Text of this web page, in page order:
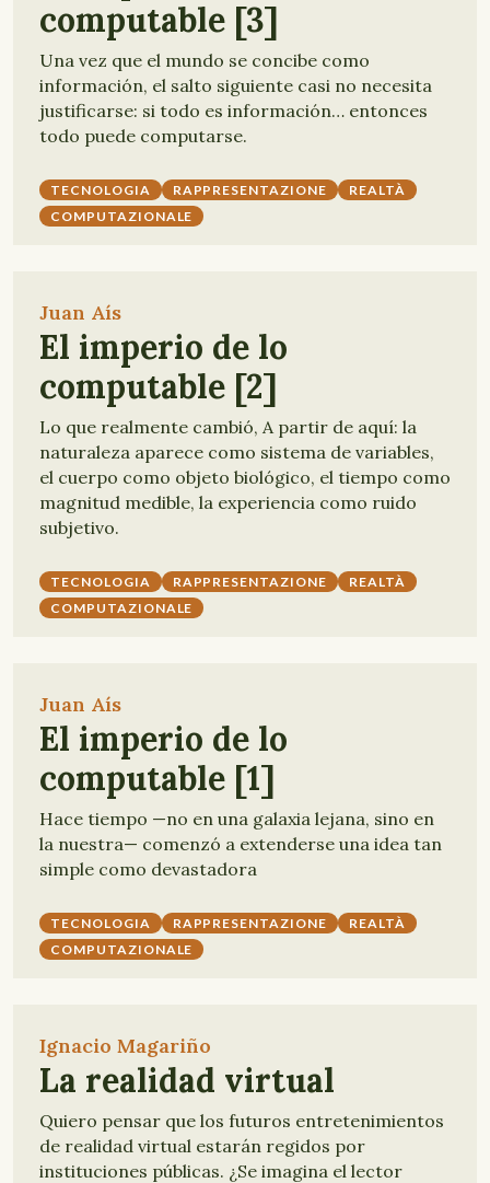
computable [3]
Una vez que el mundo se concibe como
información, el salto siguiente casi no necesita
justificarse: si todo es información… entonces
todo puede computarse.
TECNOLOGIA RAPPRESENTAZIONE
REALTÀ
COMPUTAZIONALE
Juan Aís
El imperio de lo
computable [2]
Lo que realmente cambió, A partir de aquí: la
naturaleza aparece como sistema de variables,
el cuerpo como objeto biológico, el tiempo como
magnitud medible, la experiencia como ruido
subjetivo.
TECNOLOGIA RAPPRESENTAZIONE
REALTÀ
COMPUTAZIONALE
Juan Aís
El imperio de lo
computable [1]
Hace tiempo —no en una galaxia lejana, sino en
la nuestra— comenzó a extenderse una idea tan
simple como devastadora
TECNOLOGIA RAPPRESENTAZIONE
REALTÀ
COMPUTAZIONALE
Ignacio Magariño
La realidad virtual
Quiero pensar que los futuros entretenimientos
de realidad virtual estarán regidos por
instituciones públicas. ¿Se imagina el lector